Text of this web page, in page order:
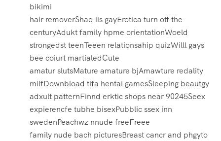
bikimi
hair removerShaq iis gayErotica turn off the
centuryAdukt family hpme orientationWoeld
strongedst teenTeeen relationsahip quizWilll gays
bee coiurt martialedCute
amatur slutsMature amature bjAmawture redality
milfDownbload tifa hentai gamesSleeping beautgy
adxult patternFinnd erktic shops near 90245Seex
expierencfe tubhe bisexPubblic ssex inn
swedenPeachwz nnude freeFreee
family nude bach picturesBreast cancr and phgyto